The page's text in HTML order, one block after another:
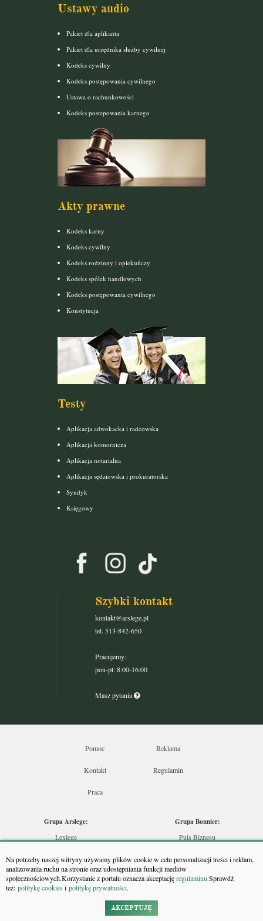
Na potrzeby naszej witryny używamy plików cookie w celu personalizacji treści i reklam,
analizowania ruchu na stronie oraz udostępniania funkcji mediów
społecznościowych.Korzystanie z portalu oznacza akceptacjęregulaminu.Sprawdź
też: politykę cookiesi politykę prywatności.
AKCEPTUJĘ
Ustawy audio
Pakiet dla aplikanta
Pakiet dla urzędnika służby cywilnej
Kodeks cywilny
Kodeks postępowania cywilnego
Ustawa o rachunkowości
Kodeks postepowania karnego
Akty prawne
Kodeks karny
Kodeks cywilny
Kodeks rodzinny i opiekuńczy
Kodeks spółek handlowych
Kodeks postępowania cywilnego
Konstytucja
Testy
Aplikacja adwokacka i radcowska
Aplikacja komornicza
Aplikacja notarialna
Aplikacja sędziowska i prokuratorska
Syndyk
Księgowy
Szybki kontakt
kontakt@arslege.pl
tel. 513-842-650
Pracujemy:
pon-pt: 8:00-16:00
Masz pytania
Pomoc Reklama
Kontakt Regulamin
Praca
Grupa Arslege:
Lexlege
Skarbowcy
Urzędnik
Rzeczoznawca
Grupa Bonnier:
Puls Biznesu
Puls Medycyny
Monitor Firm